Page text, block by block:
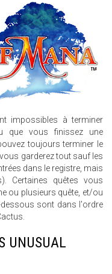
impossibles à terminer
que vous finissez une
toujours terminer le
garderez tout sauf les
dans le registre, mais
Certaines quêtes vous
ou plusieurs quête, et/ou
sont dans l'ordre
UNUSUAL